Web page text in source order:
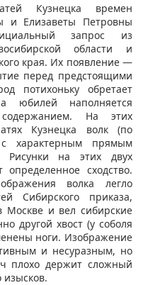
Кузнецка времен
и Елизаветы Петровны
запрос из
области и
края. Их появление —
перед предстоящими
потихоньку обретает
юбилей наполняется
На этих
Кузнецка волк (по
характерным прямым
Рисунки на этих двух
сходство.
волка легло
Сибирского приказа,
Москве и вел сибирские
другой хвост (у соболя
ноги. Изображение
и несуразным, но
плохо держит сложный
изысков.